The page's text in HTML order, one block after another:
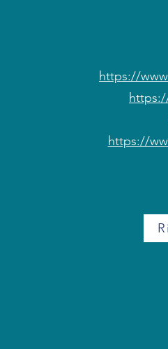
https://
https://